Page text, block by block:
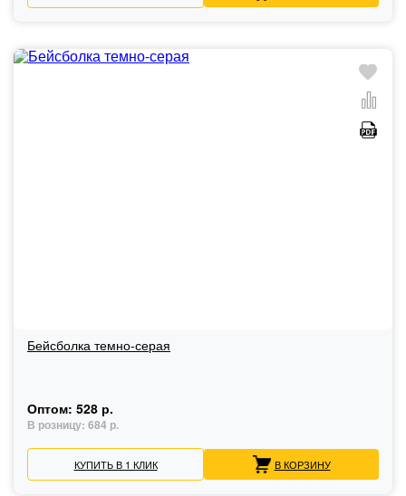
Бейсболка темно-серая
Оптом: 528 р.
В розницу: 684 р.
КУПИТЬ В 1 КЛИК В КОРЗИНУ